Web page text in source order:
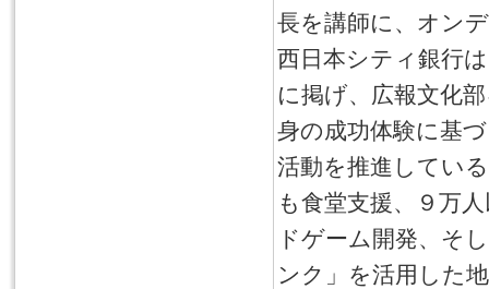
長を講師に、オン
西日本シティ銀行
に掲げ、広報文化
身の成功体験に基
活動を推進してい
も食堂支援、９万
ドゲーム開発、そ
ンク」を活用した